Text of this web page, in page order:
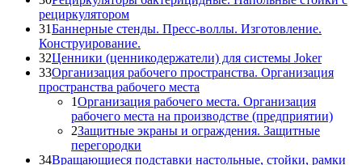
рециркулятором
31Баннерные стенды. Пресс-воллы. Изготовление.
Конструирование.
32Ценники (ценникодержатели) для системы Joker
33Организация рабочего пространства. Организация
пространства рабочего места
1Организация рабочего места. Организация
рабочего места на производстве (предприятии)
2Защитные экраны и ограждения. Защитные
перегородки
34Вращающиеся подставки настольные, стойки, рамки